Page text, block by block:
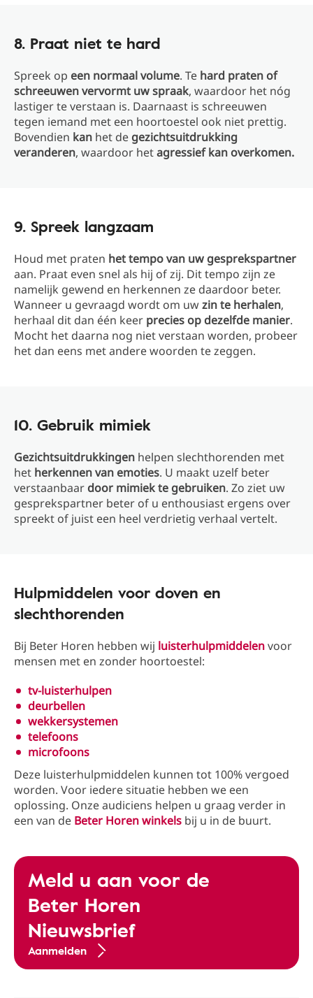
8. Praat niet te hard
Spreek op een normaal volume. Te hard praten of
schreeuwen vervormt uw spraak, waardoor het nóg
lastiger te verstaan is. Daarnaast is schreeuwen
tegen iemand met een hoortoestel ook niet prettig.
Bovendien kan het de gezichtsuitdrukking
veranderen, waardoor hetagressief kan overkomen.
9. Spreek langzaam
Houd met praten het tempo van uw gesprekspartner
aan. Praat even snel als hij of zij. Dit tempo zijn ze
namelijk gewend en herkennen ze daardoor beter.
Wanneer u gevraagd wordt om uwzin te herhalen,
herhaal dit dan één keer precies op dezelfde manier.
Mocht het daarna nog niet verstaan worden, probeer
het dan eens met andere woorden te zeggen.
10. Gebruik mimiek
Gezichtsuitdrukkingen helpen slechthorenden met
het herkennen van emoties. U maakt uzelf beter
verstaanbaar door mimiek te gebruiken. Zo ziet uw
gesprekspartner beter of u enthousiast ergens over
spreekt of juist een heel verdrietig verhaal vertelt.
Hulpmiddelen voor doven en
slechthorenden
Bij Beter Horen hebben wij luisterhulpmiddelenvoor
mensen met en zonder hoortoestel:
tv-luisterhulpen
deurbellen
wekkersystemen
telefoons
microfoons
Deze luisterhulpmiddelen kunnen tot 100% vergoed
worden. Voor iedere situatie hebben we een
oplossing. Onze audiciens helpen u graag verder in
een van de Beter Horen winkels bij u in de buurt.
Meld u aan voor de
Beter Horen
Nieuwsbrief
Aanmelden